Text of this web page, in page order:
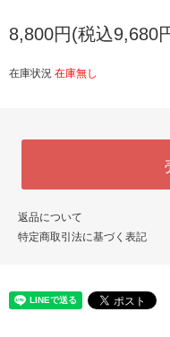
8,800円(税込9,680
在庫状況 在庫無し
返品について
特定商取引法に基づく表記